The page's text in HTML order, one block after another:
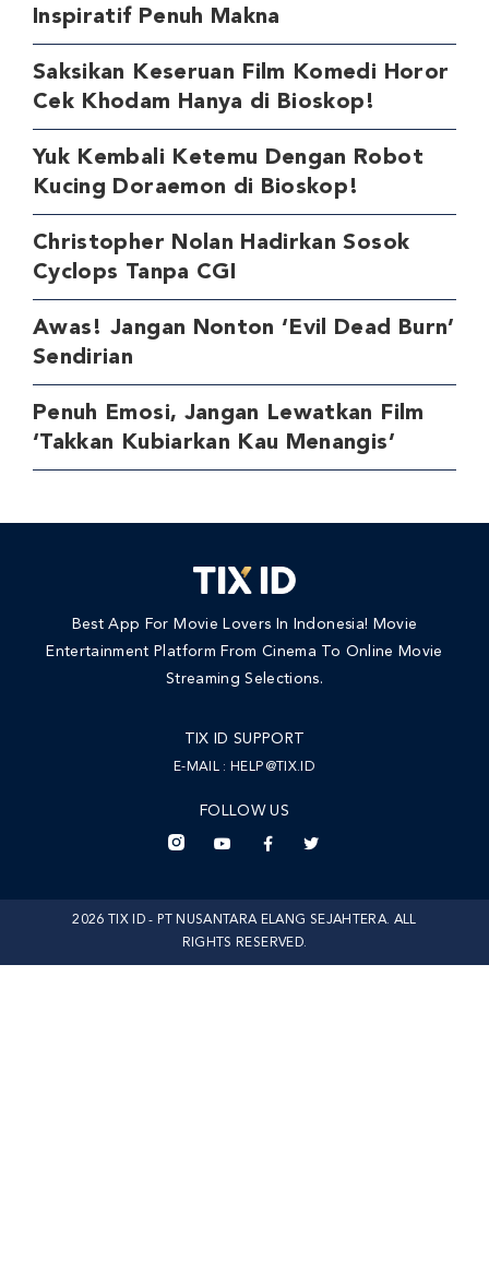
Inspiratif Penuh Makna
Saksikan Keseruan Film Komedi Horor
Cek Khodam Hanya di Bioskop!
Yuk Kembali Ketemu Dengan Robot
Kucing Doraemon di Bioskop!
Christopher Nolan Hadirkan Sosok
Cyclops Tanpa CGI
Awas! Jangan Nonton ‘Evil Dead Burn’
Sendirian
Penuh Emosi, Jangan Lewatkan Film
‘Takkan Kubiarkan Kau Menangis’
Best App For Movie Lovers In Indonesia! Movie
Entertainment Platform From Cinema To Online Movie
Streaming Selections.
TIX ID SUPPORT
E-MAIL : HELP@TIX.ID
FOLLOW US
2026 TIX ID - PT NUSANTARA ELANG SEJAHTERA. ALL
RIGHTS RESERVED.